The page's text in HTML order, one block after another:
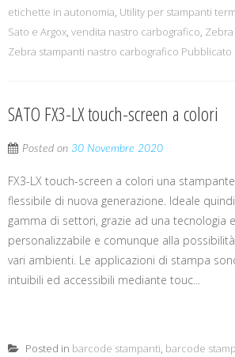
etichette in autonomia, Utility per stampanti
Sato e Argox, vendita nastro carbografico,
Zebra stampanti nastro carbografico Pubblicato
SATO FX3-LX touch-screen a colori
Posted on 30 Novembre 2020
FX3-LX touch-screen a colori una
flessibile di nuova generazione. Ideale
gamma di settori, grazie ad una tecnologia
personalizzabile e comunque alla
vari ambienti. Le applicazioni di stampa
intuibili ed accessibili mediante touc...
Posted in barcode stampanti, barcode